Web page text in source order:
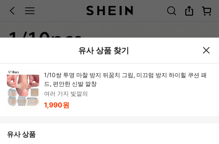
유사 상품 찾기
1/10쌍 투명 마찰 방지 뒤꿈치 그립, 미끄럼 방지 하이힐 쿠션 패
드, 편안한 신발 깔창
여러 가지 빛깔의
1,990원
유사 상품